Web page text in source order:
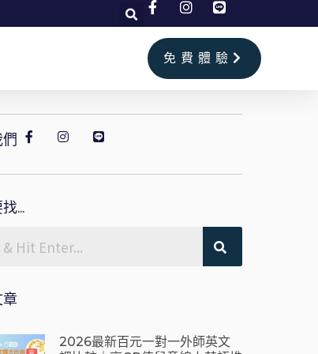
免費體驗
...
2026最新百元一對一外師英文